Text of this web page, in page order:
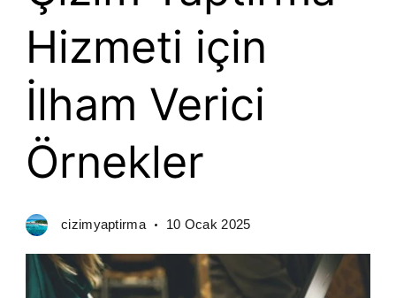
Hizmeti için
İlham Verici
Örnekler
cizimyaptirma 10 Ocak 2025